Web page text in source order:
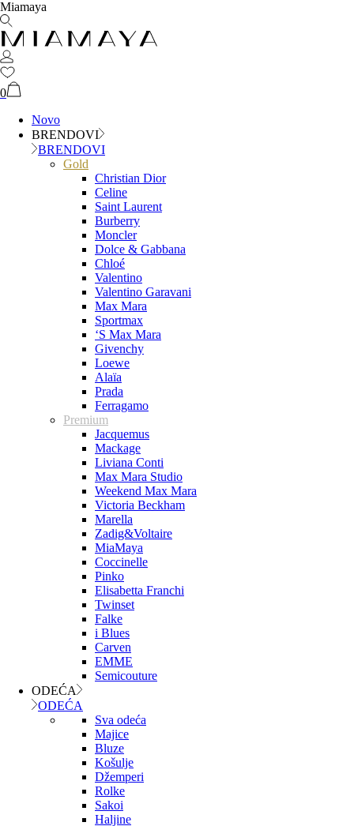
Miamaya
0
Novo
BRENDOVI
BRENDOVI
Gold
Christian Dior
Celine
Saint Laurent
Burberry
Moncler
Dolce & Gabbana
Chloé
Valentino
Valentino Garavani
Max Mara
Sportmax
‘S Max Mara
Givenchy
Loewe
Alaïa
Prada
Ferragamo
Premium
Jacquemus
Mackage
Liviana Conti
Max Mara Studio
Weekend Max Mara
Victoria Beckham
Marella
Zadig&Voltaire
MiaMaya
Coccinelle
Pinko
Elisabetta Franchi
Twinset
Falke
i Blues
Carven
EMME
Semicouture
ODEĆA
ODEĆA
Sva odeća
Majice
Bluze
Košulje
Džemperi
Rolke
Sakoi
Haljine